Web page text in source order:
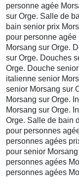
personne agée
sur Orge. Salle de
bain senior prix
pour personne
Morsang sur Orge.
sur Orge. Douches
Orge. Douche
italienne senior
senior Morsang sur
Morsang sur Orge.
Morsang sur Orge.
Orge. Salle de bain
pour personnes
personnes agées
pour senior
personnes agées
personnes agées